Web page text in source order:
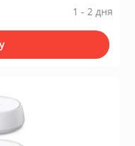
1 - 2 дня